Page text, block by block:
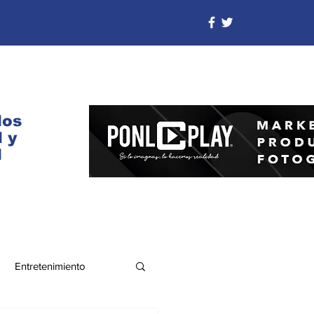
y
Entretenimiento